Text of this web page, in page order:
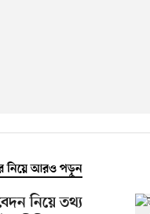
নিয়ে আরও পড়ুন
নিয়ে তথ্য